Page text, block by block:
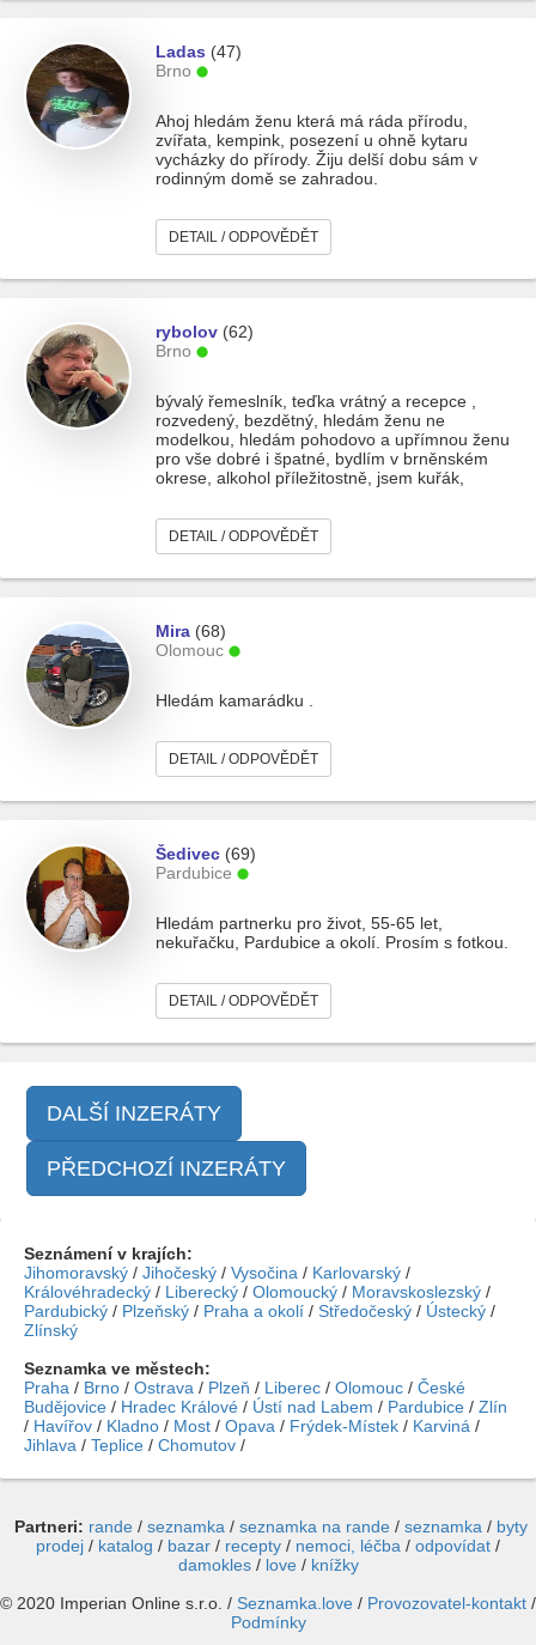
Ladas (47)
Brno
Ahoj hledám ženu která má ráda přírodu,
zvířata, kempink, posezení u ohně kytaru
vycházky do přírody. Žiju delší dobu sám v
rodinným domě se zahradou.
DETAIL / ODPOVĚDĚT
rybolov (62)
Brno
bývalý řemeslník, teďka vrátný a recepce ,
rozvedený, bezdětný, hledám ženu ne
modelkou, hledám pohodovo a upřímnou ženu
pro vše dobré i špatné, bydlím v brněnském
okrese, alkohol příležitostně, jsem kuřák,
DETAIL / ODPOVĚDĚT
Mira (68)
Olomouc
Hledám kamarádku .
DETAIL / ODPOVĚDĚT
Šedivec (69)
Pardubice
Hledám partnerku pro život, 55-65 let,
nekuřačku, Pardubice a okolí. Prosím s fotkou.
DETAIL / ODPOVĚDĚT
DALŠÍ INZERÁTY
PŘEDCHOZÍ INZERÁTY
Seznámení v krajích:
Jihomoravský / Jihočeský / Vysočina / Karlovarský /
Královéhradecký / Liberecký / Olomoucký / Moravskoslezský /
Pardubický / Plzeňský / Praha a okolí / Středočeský / Ústecký /
Zlínský
Seznamka ve městech:
Praha / Brno / Ostrava / Plzeň / Liberec / Olomouc / České
Budějovice / Hradec Králové / Ústí nad Labem / Pardubice / Zlín
/ Havířov / Kladno / Most / Opava / Frýdek-Místek / Karviná /
Jihlava / Teplice / Chomutov /
Partneri: rande/ seznamka / seznamka na rande/ seznamka / byty
prodej / katalog / bazar / recepty / nemoci, léčba / odpovídat /
damokles/ love/ knížky
© 2020 Imperian Online s.r.o. / Seznamka.love / Provozovatel-kontakt /
Podmínky